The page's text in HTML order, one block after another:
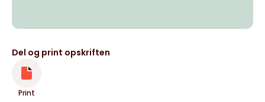
Del og print opskriften
Print